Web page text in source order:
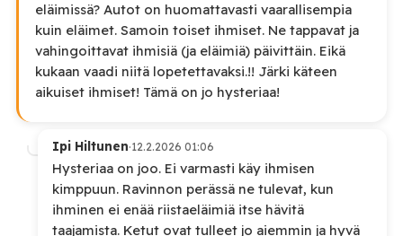
eläimissä? Autot on huomattavasti vaarallisempia
kuin eläimet. Samoin toiset ihmiset. Ne tappavat ja
vahingoittavat ihmisiä (ja eläimiä) päivittäin. Eikä
kukaan vaadi niitä lopetettavaksi.!! Järki käteen
aikuiset ihmiset! Tämä on jo hysteriaa!
Ipi Hiltunen·12.2.2026 01:06
Hysteriaa on joo. Ei varmasti käy ihmisen
kimppuun. Ravinnon perässä ne tulevat, kun
ihminen ei enää riistaeläimiä itse hävitä
taajamista. Ketut ovat tulleet jo aiemmin ja hyvä